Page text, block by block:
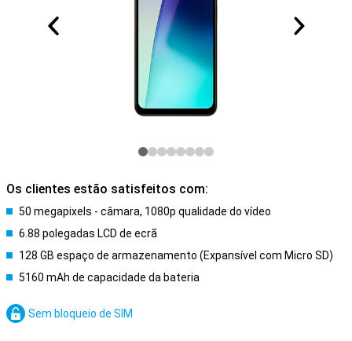
Os clientes estão satisfeitos com:
50 megapixels - câmara, 1080p qualidade do vídeo
6.88 polegadas LCD de ecrã
128 GB espaço de armazenamento (Expansível com Micro SD)
5160 mAh de capacidade da bateria
Sem bloqueio de SIM